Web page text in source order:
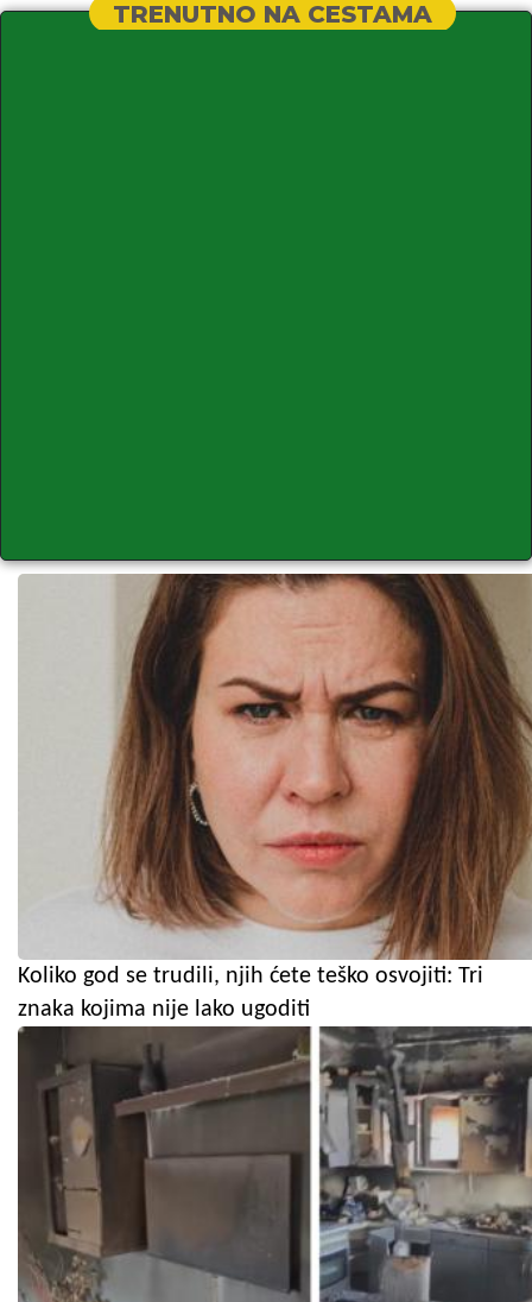
TRENUTNO NA CESTAMA
Koliko god se trudili, njih ćete teško osvojiti: Tri
znaka kojima nije lako ugoditi